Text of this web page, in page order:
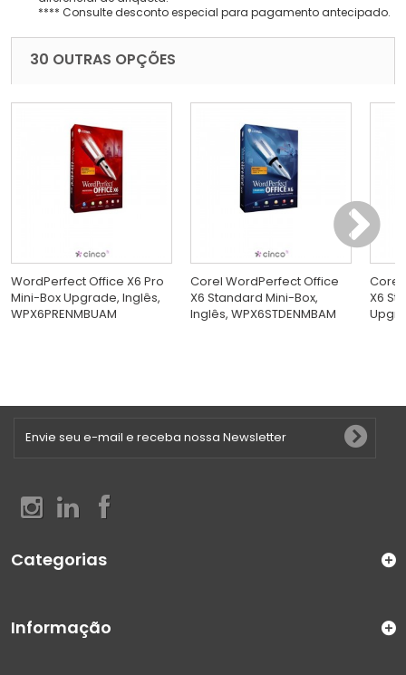
**** Consulte desconto especial para pagamento antecipado.
30 OUTRAS OPÇÕES
WordPerfect Office X6 Pro
Mini-Box Upgrade, Inglês,
WPX6PRENMBUAM
Corel WordPerfect Office
X6 Standard Mini-Box,
Inglês, WPX6STDENMBAM
Corel
X6
Categorias
Informação